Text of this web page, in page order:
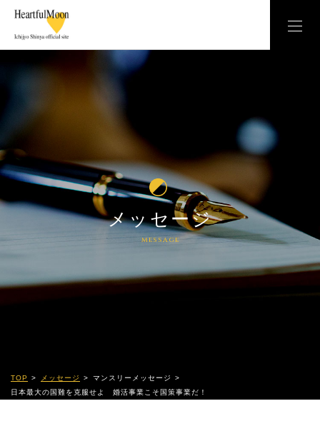
メッセージ
message
TOP メッセージ
マンスリーメッセージ
日本最大の国難を克服せよ 婚活事業こそ国策事業だ！